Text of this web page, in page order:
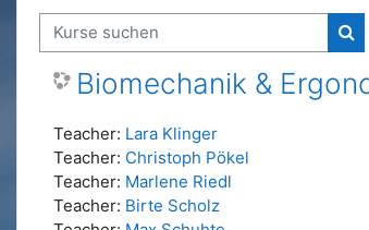
Kurse suchen
Biomechanik &
Teacher: Lara Klinger
Teacher: Christoph Pökel
Teacher: Marlene Riedl
Teacher: Birte Scholz